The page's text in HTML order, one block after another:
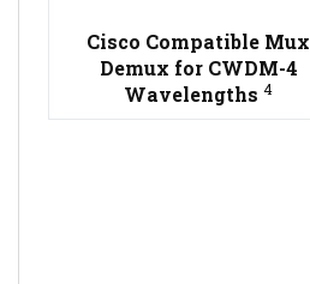
Cisco Compatible Mux
Demux for CWDM-4
Wavelengths4